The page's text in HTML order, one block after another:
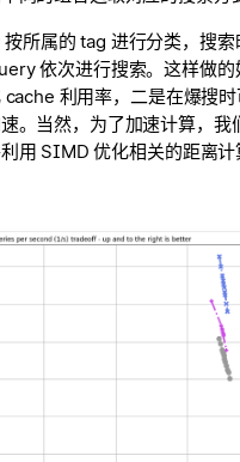
所属的 tag 进行分类，搜索
依次进行搜索。这样做的
利用率，二是在爆搜时
。当然，为了加速计算，我
用 SIMD 优化相关的距离计